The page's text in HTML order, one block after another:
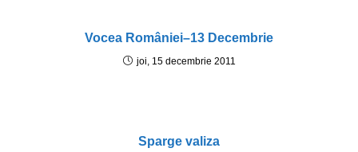
Vocea României–13 Decembrie
joi, 15 decembrie 2011
Sparge valiza